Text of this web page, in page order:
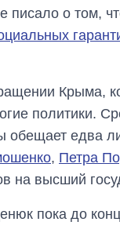
о том,
Крыма,
политики.
обещает едва
, Петра
на высший
пока до